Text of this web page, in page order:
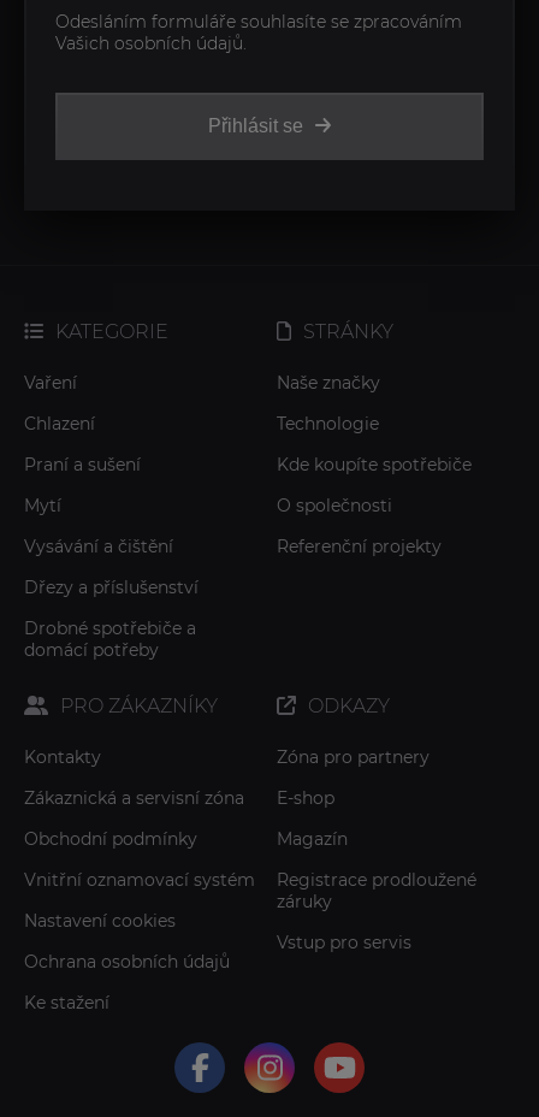
Přihlásit se
Odesláním formuláře souhlasíte se zpracováním
Vašich osobních údajů.
KATEGORIE
Vaření
Chlazení
Praní a sušení
Mytí
Vysávání a čištění
Dřezy a příslušenství
Drobné spotřebiče a
domácí potřeby
STRÁNKY
Naše značky
Technologie
Kde koupíte spotřebiče
O společnosti
Referenční projekty
PRO ZÁKAZNÍKY
Kontakty
Zákaznická a servisní zóna
Obchodní podmínky
Vnitřní oznamovací systém
Nastavení cookies
Ochrana osobních údajů
Ke stažení
ODKAZY
Zóna pro partnery
E-shop
Magazín
Registrace prodloužené
záruky
Vstup pro servis